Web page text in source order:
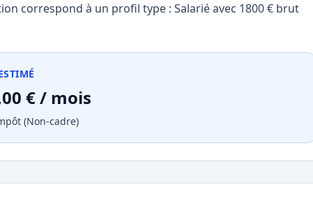
correspond à un profil type : Salarié avec 1800 € brut
€ / mois
(Non-cadre)